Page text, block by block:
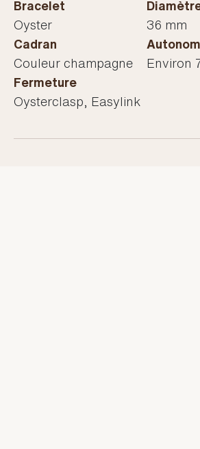
36 mm
Cadran
Couleur champagne
Environ
Bracelet
Oyster
Fermeture
Oysterclasp, Easylink